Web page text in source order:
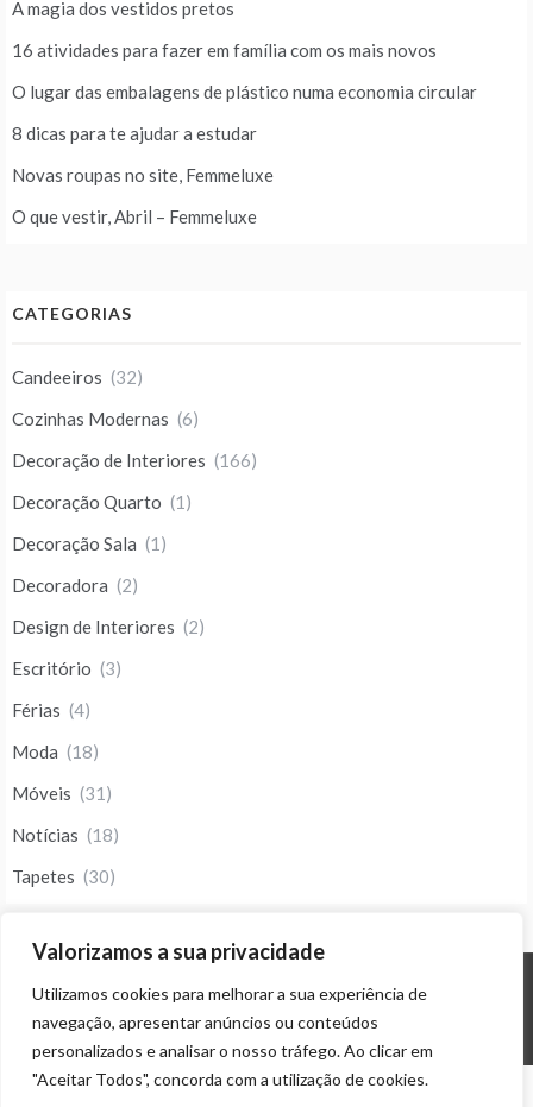
Valorizamos a sua privacidade
Utilizamos cookies para melhorar a sua experiência de
navegação, apresentar anúncios ou conteúdos
personalizados e analisar o nosso tráfego. Ao clicar em
"Aceitar Todos", concorda com a utilização de cookies.
A magia dos vestidos pretos
16 atividades para fazer em família com os mais novos
O lugar das embalagens de plástico numa economia circular
8 dicas para te ajudar a estudar
Novas roupas no site, Femmeluxe
O que vestir, Abril – Femmeluxe
CATEGORIAS
Candeeiros (32)
Cozinhas Modernas (6)
Decoração de Interiores (166)
Decoração Quarto (1)
Decoração Sala (1)
Decoradora (2)
Design de Interiores (2)
Escritório (3)
Férias (4)
Moda (18)
Móveis (31)
Notícias (18)
Tapetes (30)